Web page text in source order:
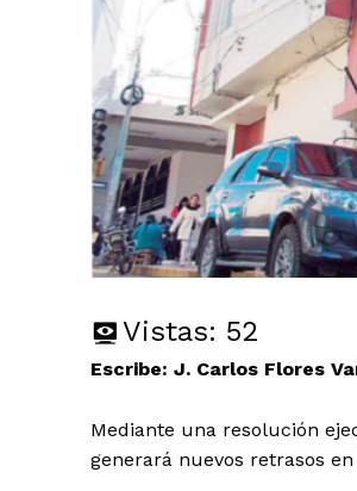
Vistas: 52
Escribe: J. Carlos Flores
Mediante una resolución
generará nuevos retrasos